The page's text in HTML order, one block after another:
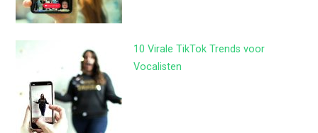
10 Virale TikTok Trends voor
Vocalisten